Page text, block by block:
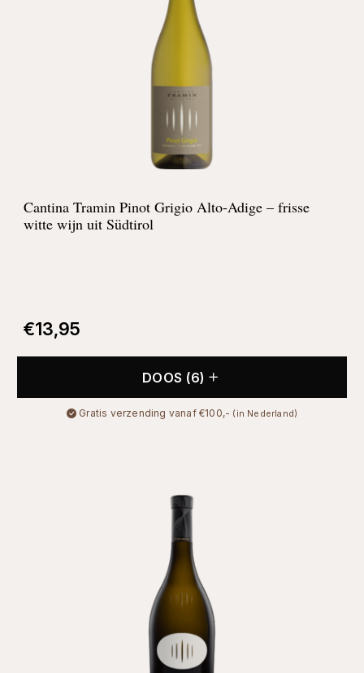
Cantina Tramin Pinot Grigio Alto-Adige – frisse
witte wijn uit Südtirol
€13,95
DOOS (6)
Gratis verzending vanaf €100,- (in Nederland)